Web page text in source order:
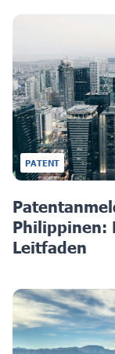
PATENT
Philippinen:
Leitfaden